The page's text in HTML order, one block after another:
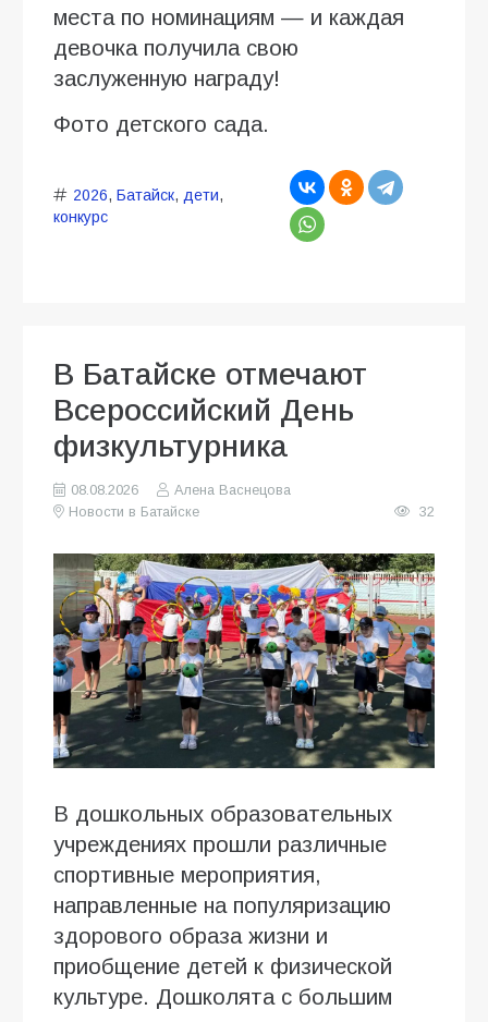
места по номинациям — и каждая
девочка получила свою
заслуженную награду!
Фото детского сада.
2026, Батайск, дети,
конкурс
В Батайске отмечают
Всероссийский День
физкультурника
08.08.2026
Алена Васнецова
Новости в Батайске
32
В дошкольных образовательных
учреждениях прошли различные
спортивные мероприятия,
направленные на популяризацию
здорового образа жизни и
приобщение детей к физической
культуре. Дошколята с большим